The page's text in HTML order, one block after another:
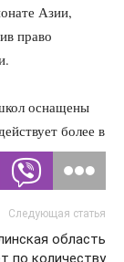
Азии,
право
оснащены
более в
Следующая статья
область
по количеству